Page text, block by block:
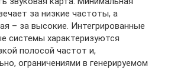
за низкие частоты, а
– за высокие. Интегрированные
системы характеризуются
полосой частот и,
ограничениями в генерируемом